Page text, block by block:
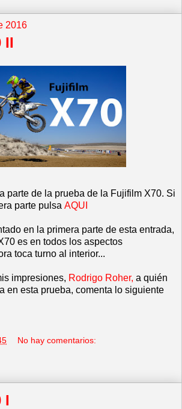
2016
II
parte de la prueba de la Fujifilm X70. Si
parte pulsa AQUI
en la primera parte de esta entrada,
es en todos los aspectos
toca turno al interior...
impresiones, Rodrigo Roher, a quién
en esta prueba, comenta lo siguiente
No hay comentarios:
I